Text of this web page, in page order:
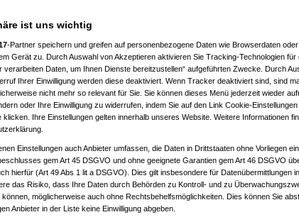
ist uns wichtig
-Partner speichern und greifen auf personenbezogene Daten wie Browserdaten
Gerät zu. Durch Auswahl von Akzeptieren aktivieren Sie Tracking-Technologien für
verarbeiten Daten, um Ihnen Dienste bereitzustellen“ aufgeführten Zwecke. Durch
Ihrer Einwilligung werden diese deaktiviert. Wenn Tracker deaktiviert sind, sind
nicht mehr so relevant für Sie. Sie können dieses Menü jederzeit wieder
oder Ihre Einwilligung zu widerrufen, indem Sie auf den Link Cookie-
klicken. Ihre Einstellungen gelten innerhalb unseres Website. Weitere Informationen
Einstellungen auch Anbieter umfassen, die Daten in Drittstaaten ohne Vorliegen
gem Art 45 DSGVO und ohne geeignete Garantien gem Art 46 DSGVO
hierfür (Art 49 Abs 1 lit a DSGVO). Dies gilt insbesondere für Datenübermittlungen
das Risiko, dass Ihre Daten durch Behörden zu Kontroll- und zu
möglicherweise auch ohne Rechtsbehelfsmöglichkeiten. Dies können Sie
Anbieter in der Liste keine Einwilligung abgeben.